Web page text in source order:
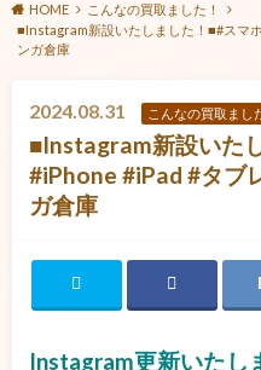
HOME
こんなの買取ました！
■Instagram新設いたしました！■#スマ
ンガ倉庫
2024.08.31 こんなの買取まし
■Instagram新設いた
#iPhone #iPad #タブ
ガ倉庫
Instagram更新いたし